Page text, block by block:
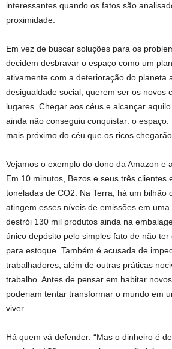
interessantes quando os fatos são
proximidade.
Em vez de buscar soluções para os
decidem desbravar o espaço como um
ativamente com a deterioração do planeta
desigualdade social, querem ser os novos
lugares. Chegar aos céus e alcançar
ainda não conseguiu conquistar: o
mais próximo do céu que os ricos chegarão.
Vejamos o exemplo do dono da Amazon e
Em 10 minutos, Bezos e seus três clientes
toneladas de CO2. Na Terra, há um bilhão
atingem esses níveis de emissões em uma
destrói 130 mil produtos ainda na
único depósito pelo simples fato de não
para estoque. Também é acusada de
trabalhadores, além de outras práticas
trabalho. Antes de pensar em habitar
poderiam tentar transformar o mundo em
viver.
Há quem vá defender: “Mas o dinheiro é